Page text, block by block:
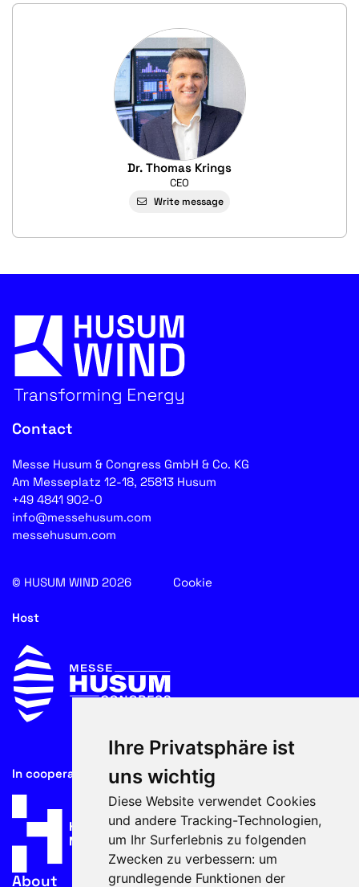
Ihre Privatsphäre ist
uns wichtig
Diese Website verwendet Cookies
und andere Tracking-Technologien,
um Ihr Surferlebnis zu folgenden
Zwecken zu verbessern: um
grundlegende Funktionen der
Dr. Thomas Krings
CEO
Write message
Contact
Messe Husum & Congress GmbH & Co. KG
Am Messeplatz 12-18, 25813 Husum
+49 4841 902-0
info@messehusum.com
messehusum.com
© HUSUM WIND 2026 Cookie
Host
In cooperation with
About